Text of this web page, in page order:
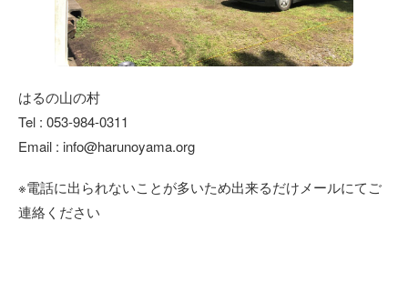
はるの山の村
Tel : 053-984-0311
Email : info@harunoyama.org
※電話に出られないことが多いため出来るだけメールにてご
連絡ください